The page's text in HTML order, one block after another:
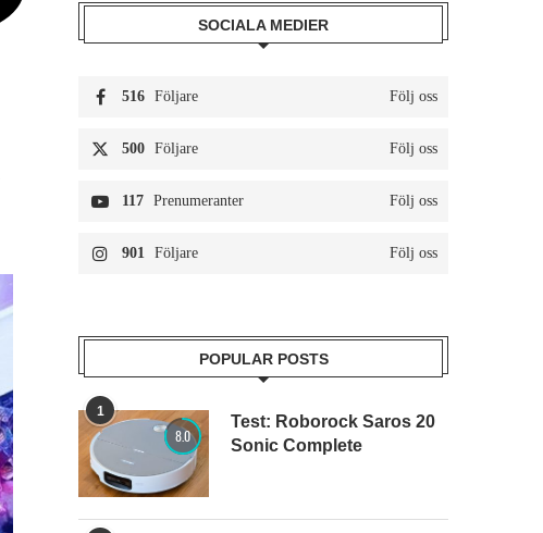
SOCIALA MEDIER
516 Följare Följ oss
500 Följare Följ oss
117 Prenumeranter Följ oss
901 Följare Följ oss
POPULAR POSTS
1
8.0
Test: Roborock Saros 20
Sonic Complete